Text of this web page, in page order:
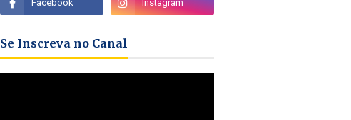
Se Inscreva no Canal